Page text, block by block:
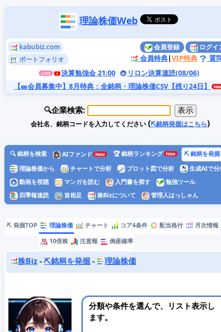
理論株価Web
kabubiz.com
ポートフォリオ
会員登録 ログイ
会員特典|VIP特典
質
決算勉強会 21:00
リロン決算速読(08/06)
【🎫会員募集中】8月特典 ：全銘柄・理論株価CSV【残り24日】
🔍企業検索:
会社名、銘柄コードを入力してください(⛏️銘柄発掘はこちら)
🔍 銘柄を検索 AIファンド 🏆 銘柄ランキング
⛏️ 銘柄を発掘
理論株価から
チャートで分析 プロット図で分析
生成AIで分
動画を視聴
マンガを読む 入門書を探す
勉強ツール
四季報速読
首相足 株Bizについて 管理人はっしゃん
⛏️ 発掘TOP 理論株価 チャート コア4条件 配当格付
月次情報
10倍株
注意報 倒産確率
株Biz-⛏️銘柄を発掘- 理論株価
分類や条件を選んで、リスト表示し
ます。